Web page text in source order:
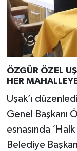
ÖZGÜR ÖZEL
HER
Uşak’ı
Genel Başkanı
esnasında
Belediye